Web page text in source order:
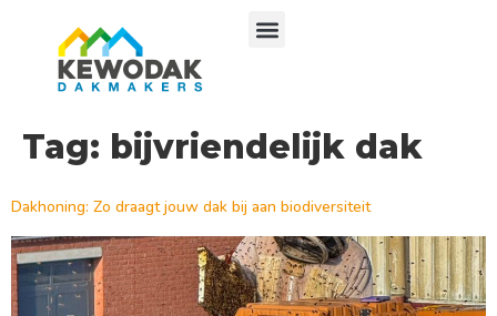
Tag: bijvriendelijk dak
Dakhoning: Zo draagt jouw dak bij aan biodiversiteit